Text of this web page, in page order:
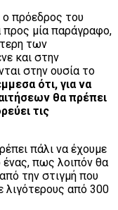
πρόεδρος του
προς μία παράγραφο,
των
και στην
στην ουσία το
ότι, για να
θα πρέπει
τις
πάλι να έχουμε
ένας, πως λοιπόν θα
την στιγμή που
λιγότερους από 300